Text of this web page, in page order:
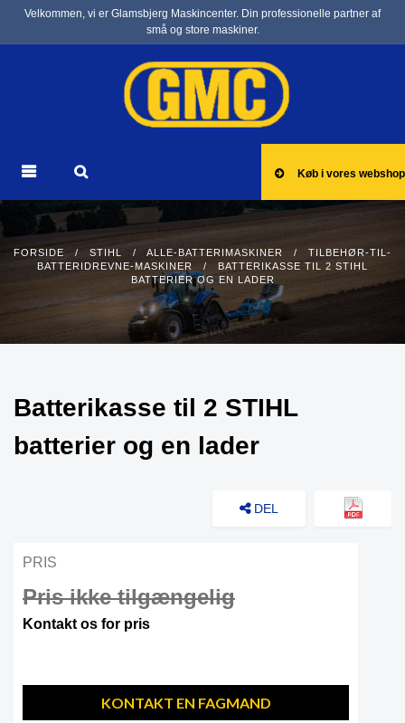
Velkommen, vi er Glamsbjerg Maskincenter. Din professionelle partner af
små og store maskiner.
Køb i vores webshop
FORSIDE / STIHL / ALLE-BATTERIMASKINER / TILBEHØR-TIL-
BATTERIDREVNE-MASKINER
/ BATTERIKASSE TIL 2 STIHL
BATTERIER OG EN LADER
Batterikasse til 2 STIHL
batterier og en lader
DEL
PRIS
Pris ikke tilgængelig
Kontakt os for pris
KONTAKT EN FAGMAND